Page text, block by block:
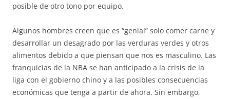
posible de otro tono por equipo.
Algunos hombres creen que es “genial” solo comer carne y
desarrollar un desagrado por las verduras verdes y otros
alimentos debido a que piensan que nos es masculino. Las
franquicias de la NBA se han anticipado a la crisis de la
liga con el gobierno chino y a las posibles consecuencias
económicas que tenga a partir de ahora. Sin embargo,